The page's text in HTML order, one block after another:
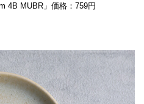
4B MUBR」価格：759円